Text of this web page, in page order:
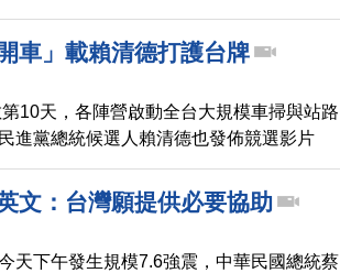
是公然分贓。
車」載賴清德打護台牌
10天，各陣營啟動全台大規模車掃與站路
進黨總統候選人賴清德也發佈競選影片
開車，交棒給賴清德，再與蕭美琴一同上
文：台灣願提供必要協助
天下午發生規模7.6強震，中華民國總統蔡